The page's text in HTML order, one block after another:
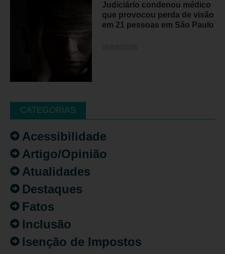
Judiciário condenou médico
que provocou perda de visão
em 21 pessoas em São Paulo
CATEGORIAS
Acessibilidade
Artigo/Opinião
Atualidades
Destaques
Fatos
Inclusão
Isenção de Impostos